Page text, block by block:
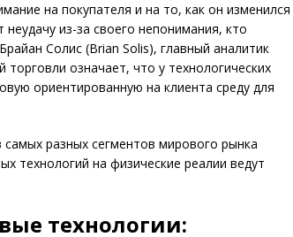
на покупателя и на то, как он изменился
из-за своего непонимания, кто
Солис (Brian Solis), главный аналитик
означает, что у технологических
ориентированную на клиента среду для
разных сегментов мирового рынка
технологий на физические реалии ведут
технологии: